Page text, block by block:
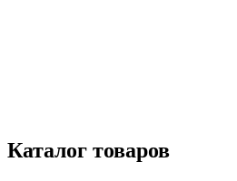
Каталог товаров